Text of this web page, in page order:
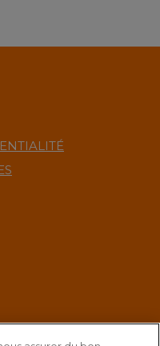
agora.fr